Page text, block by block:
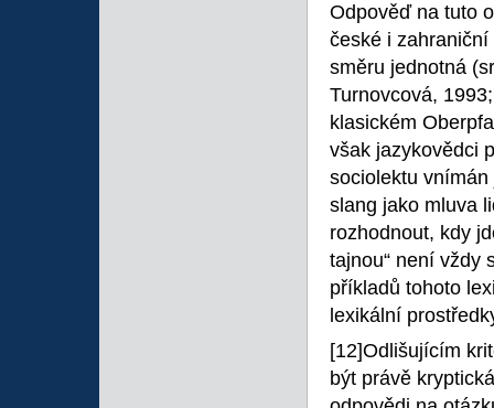
Odpověď na tuto
české i
směru jednotná
Turnovcová,
klasickém
však jazykovědci
sociolektu
slang jako mluva
rozhodnout, kdy
tajnou“ není vždy
příkladů tohoto
lexikální
[12]Odlišujícím
být právě